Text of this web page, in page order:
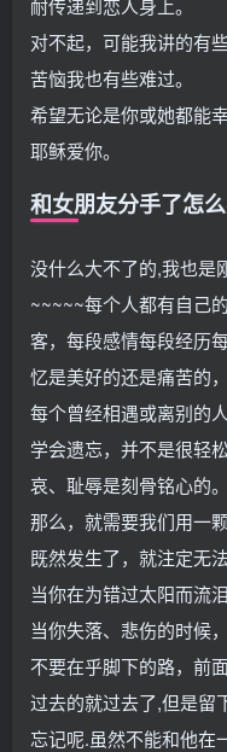
耐传递到恋人身上。
对不起，可能我讲的有
苦恼我也有些难过。
希望无论是你或她都能幸
耶稣爱你。
和女朋友分手了怎么
没什么大不了的,我也是
~~~~~每个人都有自己
客，每段感情每段经历
忆是美好的还是痛苦的
每个曾经相遇或离别的人
学会遗忘，并不是很轻
哀、耻辱是刻骨铭心的。
那么，就需要我们用一
既然发生了，就注定无法
当你在为错过太阳而流
当你失落、悲伤的时候
不要在乎脚下的路，前
过去的就过去了,但是留
忘记呢.虽然不能和他在